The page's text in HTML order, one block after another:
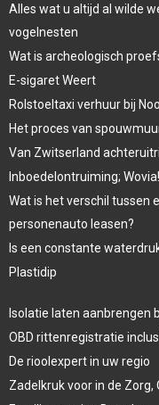
Alles wat u altijd al wilde
vogelnesten
Wat is archeologisch
E-sigaret Weert
Rolstoeltaxi verhuur bij
Het proces van
Van Zwitserland
Inboedelontruiming; Wovia!
Wat is het verschil tussen
personenauto leasen?
Is een constante
Plastidip
Isolatie laten aanbrengen
OBD rittenregistratie
De rioolexpert in uw regio
Zadelkruk voor in de Zorg,